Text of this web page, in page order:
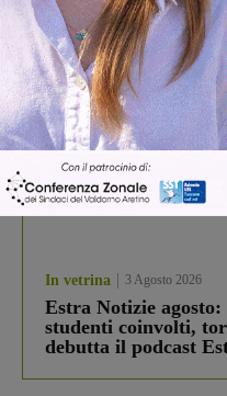
Gita di famiglia a
divertire i tuoi figli
In vetrina 3 Agosto 2026
Estra Notizie
studenti coinvolti,
debutta il podcast